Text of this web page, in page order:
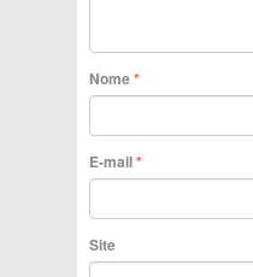
Nome*
E-mail*
Site